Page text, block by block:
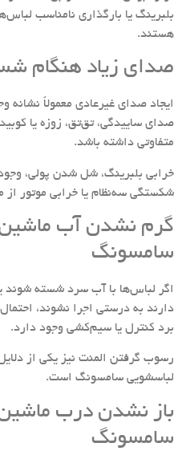
بلبرینگ یا بارگذاری نامناسب
هستند.
صدای زیاد هنگام
ایجاد صدای غیرعادی معمولاً نشانه
صدای ساییدگی، تق‌تق، زوزه یا
متفاوتی داشته باشد.
خرابی بلبرینگ، شل شدن پولی،
شکستگی سه‌نظام یا خرابی موتور از
گرم نشدن آب
سامسونگ
اگر لباس‌ها با آب سرد شسته شوند
برد کنترل یا سیم‌کشی وجود دارد.
رسوب گرفتن المنت نیز یکی از
لباسشویی سامسونگ است.
باز نشدن درب
سامسونگ